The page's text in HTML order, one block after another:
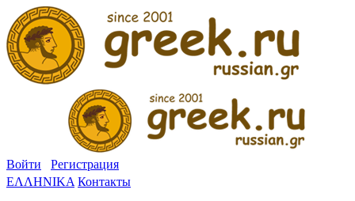
Войти
Регистрация
ΕΛΛΗΝΙΚΑ Контакты